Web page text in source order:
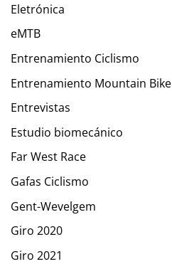
Eletrónica
eMTB
Entrenamiento Ciclismo
Entrenamiento Mountain Bike
Entrevistas
Estudio biomecánico
Far West Race
Gafas Ciclismo
Gent-Wevelgem
Giro 2020
Giro 2021